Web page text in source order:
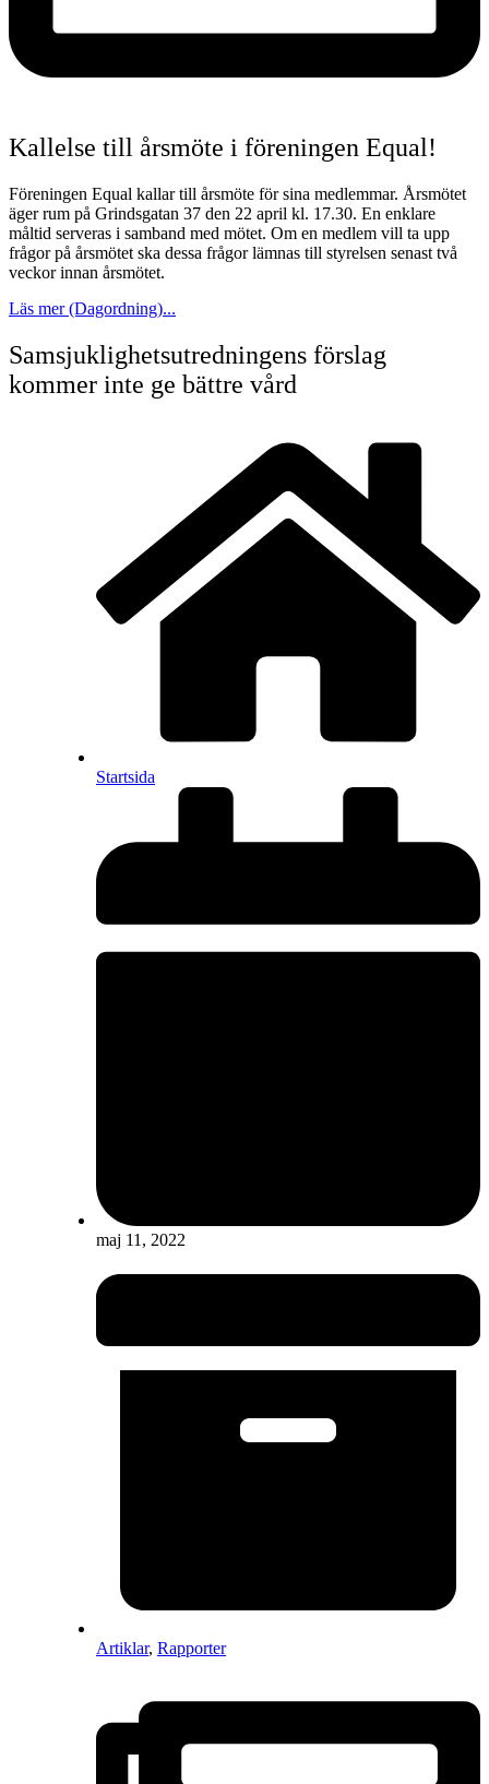
Kallelse till årsmöte i föreningen Equal!
Föreningen Equal kallar till årsmöte för sina medlemmar. Årsmötet
äger rum på Grindsgatan 37 den 22 april kl. 17.30. En enklare
måltid serveras i samband med mötet. Om en medlem vill ta upp
frågor på årsmötet ska dessa frågor lämnas till styrelsen senast två
veckor innan årsmötet.
Läs mer (Dagordning)...
Samsjuklighets­utredningens förslag
kommer inte ge bättre vård
Startsida
maj 11, 2022
Artiklar, Rapporter